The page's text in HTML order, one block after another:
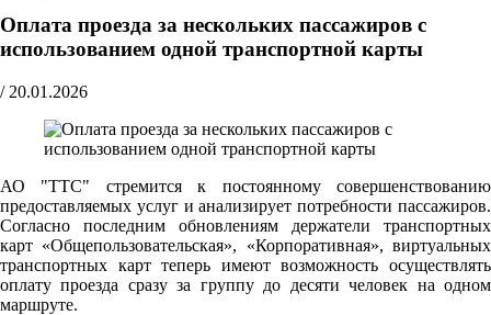
Оплата проезда за нескольких пассажиров с
использованием одной транспортной карты
/ 20.01.2026
АО "ТТС" стремится к постоянному совершенствованию
предоставляемых услуг и анализирует потребности пассажиров.
Согласно последним обновлениям держатели транспортных
карт «Общепользовательская», «Корпоративная», виртуальных
транспортных карт теперь имеют возможность осуществлять
оплату проезда сразу за группу до десяти человек на одном
маршруте.